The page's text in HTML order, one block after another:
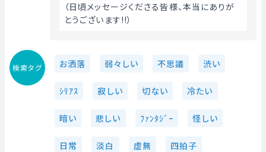
（日頃メッセージくださる皆様、本当にありが
とうございます!!）
検索タグ お洒落 弱々しい 不思議 渋い
ｼﾘｱｽ 寂しい 切ない 冷たい
暗い 悲しい ﾌｧﾝﾀｼﾞｰ 怪しい
日常 淡白 虚無 四拍子